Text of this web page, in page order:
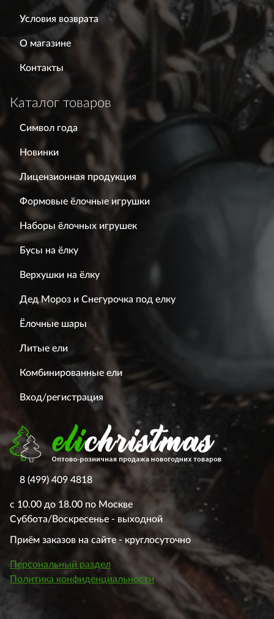
Условия возврата
О магазине
Контакты
Каталог товаров
Символ года
Новинки
Лицензионная продукция
Формовые ёлочные игрушки
Наборы ёлочных игрушек
Бусы на ёлку
Верхушки на ёлку
Дед Мороз и Снегурочка под елку
Ёлочные шары
Литые ели
Комбинированные ели
Вход/регистрация
8 (499) 409 4818
с 10.00 до 18.00 по Москве
Суббота/Воскресенье - выходной
Приём заказов на сайте - круглосуточно
Персональный раздел
Политика конфиденциальности